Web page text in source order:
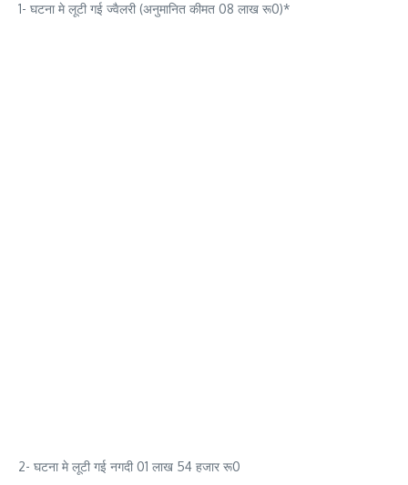
1- घटना मे लूटी गई ज्वैलरी (अनुमानित कीमत 08 लाख रू0)*
2- घटना मे लूटी गई नगदी 01 लाख 54 हजार रू0